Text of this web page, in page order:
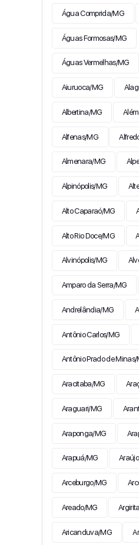
Água Comprida/MG
Águas Formosas/MG
Águas Vermelhas/MG
Aiuruoca/MG
Albertina/MG
Alfenas/MG
Almenara/MG
Alpinópolis/MG
Alto Caparaó/MG
Alto Rio Doce/MG
Alvinópolis/MG
Amparo da Serra/MG
Andrelândia/MG
Antônio Carlos/MG
Antônio Prado de Minas/
Aracitaba/MG
Araguari/MG
Araponga/MG
Arapuá/MG
Arceburgo/MG
Areado/MG
Aricanduva/MG